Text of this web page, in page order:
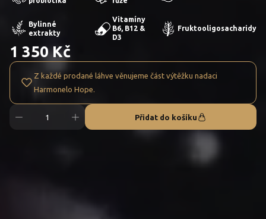
Bylinné
extrakty
Vitamíny
B6, B12 &
D3
Fruktooligosacharidy
1 350 Kč
Z každé prodané láhve věnujeme část výtěžku nadaci
Harmonelo Hope.
Přidat do košíku